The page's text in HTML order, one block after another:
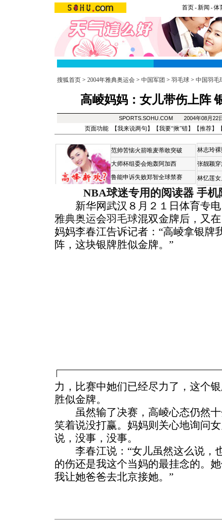
首页-新闻 -体
搜狐首页 > 2004年雅典奥运会 > 中国军团 > 羽毛球 > 中国羽毛
高崚妈妈：女儿带伤上阵
SPORTS.SOHU.COM 2004年08月
页面功能 【我来说两句 】【我要“揪”错】【推荐】
范帅苦恼火箭唯麦蒂敢突破
大师杯组委会炮轰阿加西
鲁能申诉失败郑智全球禁赛
林志玲
张靓颖
林忆莲
NBA球迷专用的阅读器 手机
新华网武汉８月２１日体育专电
雅典奥运会羽毛球混双金牌后，又
妈妈李春江告诉记者：“高崚拿银牌
阵，这块银牌胜似金牌。”
力，比赛中她们已经尽力了，这个
胜似金牌。
虽然输了决赛，高崚心态仍然十
笑着说没打赢。妈妈则关心地询问
说，没事，没事。
李春江说：“女儿虽然这么说，
的伤还是我这个当妈的最挂念的。
我让她爸爸去北京接她。”